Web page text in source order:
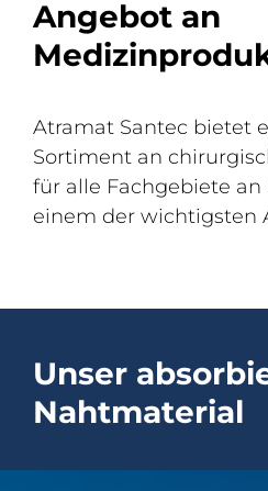
Angebot an
Atramat Santec bietet
Sortiment an
für alle Fachgebiete an
einem der wichtigsten
Unser
Nahtmaterial